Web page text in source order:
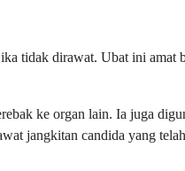
tidak dirawat. Ubat ini amat
ke organ lain. Ia juga
jangkitan candida yang